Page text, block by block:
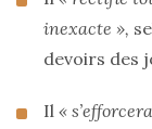
inexacte »,
devoirs des
Il «